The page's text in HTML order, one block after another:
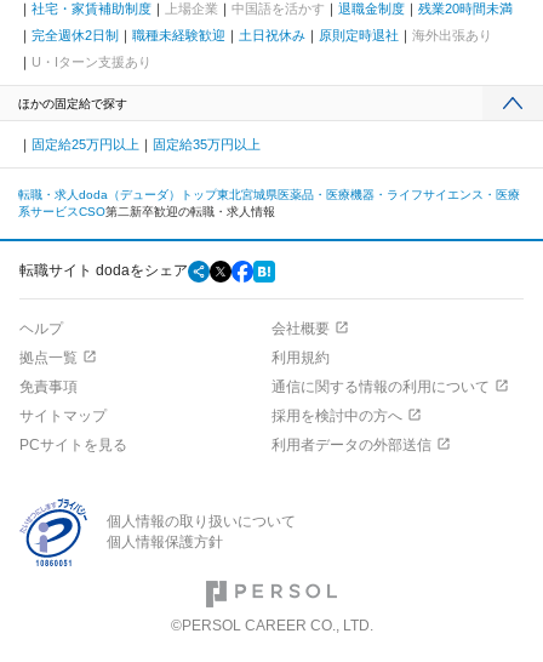
社宅・家賃補助制度
上場企業 中国語を活かす 退職金制度
残業20時間未満
完全週休2日制
職種未経験歓迎 土日祝休み 原則定時退社
海外出張あり
U・Iターン支援あり
ほかの固定給で探す
固定給25万円以上 固定給35万円以上
転職・求人doda（デューダ）トップ東北宮城県医薬品・医療機器・ライフサイエンス・医療
系サービスCSO第二新卒歓迎の転職・求人情報
転職サイト dodaをシェア
ヘルプ
会社概要
拠点一覧
利用規約
免責事項
通信に関する情報の利用について
サイトマップ
採用を検討中の方へ
PCサイトを見る
利用者データの外部送信
個人情報の取り扱いについて
個人情報保護方針
©PERSOL CAREER CO., LTD.